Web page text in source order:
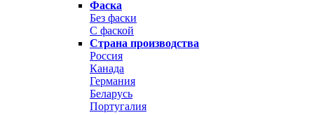
Фаска
Без фаски
С фаской
Страна производства
Россия
Канада
Германия
Беларусь
Португалия